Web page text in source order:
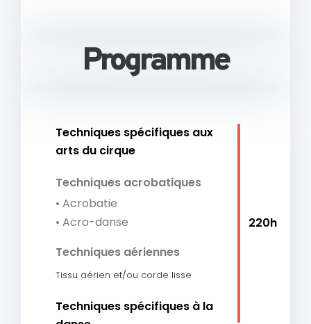
Programme
Techniques spécifiques aux
arts du cirque
Techniques acrobatiques
• Acrobatie
• Acro-danse
Techniques aériennes
Tissu aérien et/ou corde lisse
Techniques spécifiques à la
220h